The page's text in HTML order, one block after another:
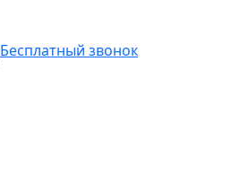
Бесплатный звонок